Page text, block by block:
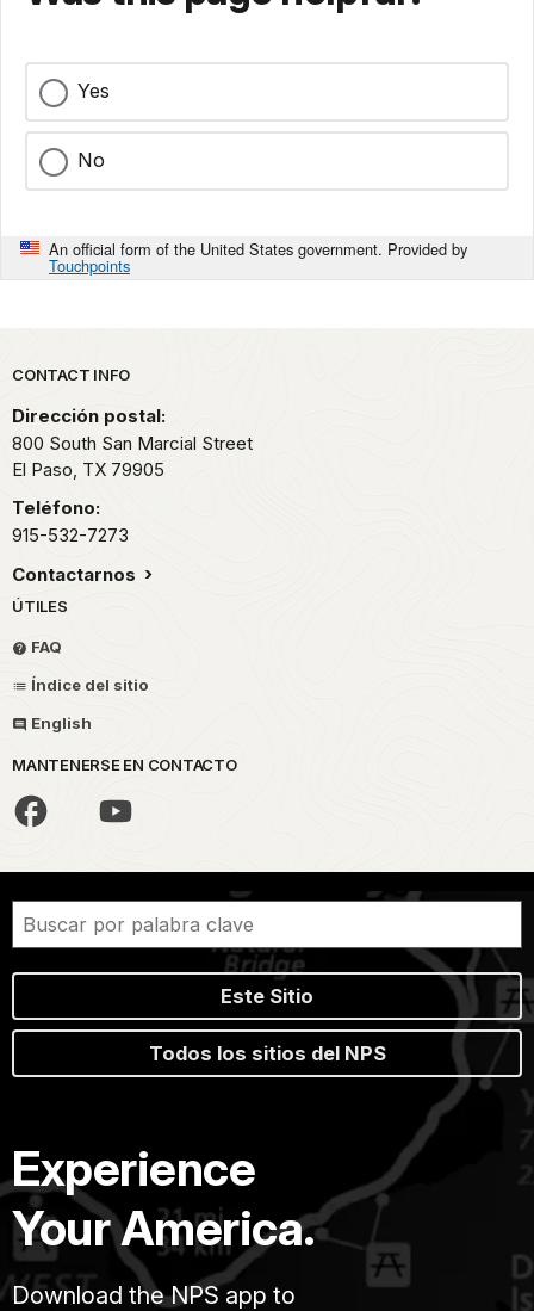
Yes
No
An official form of the United States government. Provided by
Touchpoints
Park footer
CONTACT INFO
Dirección postal:
800 South San Marcial Street
El Paso, TX 79905
Teléfono:
915-532-7273
Contactarnos
ÚTILES
FAQ
Índice del sitio
English
MANTENERSE EN CONTACTO
Este Sitio
Todos los sitios del NPS
Experience
Your America.
Download the NPS app to